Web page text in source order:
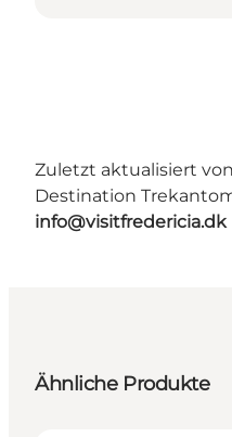
Zuletzt aktualisiert
Destination
info@visitfredericia.dk
Ähnliche Produkte